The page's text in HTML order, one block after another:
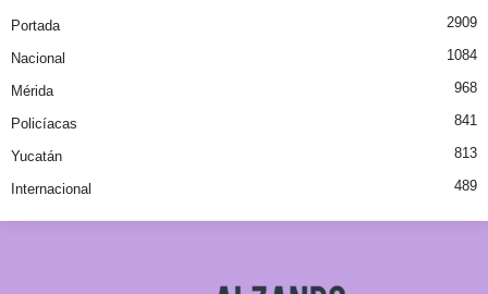
Portada 2909
Nacional 1084
Mérida 968
Policíacas 841
Yucatán 813
Internacional 489